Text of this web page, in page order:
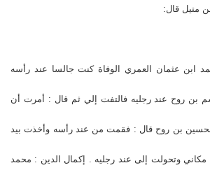
متيل قال:
ابن عثمان العمري الوفاة كنت جالسا عند رأسه
بن روح عند رجليه فالتفت إلي ثم قال : أمرت أن
بن روح قال : فقمت من عند رأسه وأخذت بيد
وتحولت إلى عند رجليه . إكمال الدين : محمد